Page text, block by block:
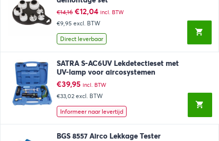
€14,16 Oorspronkelijke
prijs
was:
€14,16.
€12,04Huidige
prijs
is:
€12,04.
incl. BTW
€9,95 excl. BTW
Direct leverbaar
SATRA S-AC6UV Lekdetectieset met
UV-lamp voor aircosystemen
€39,95 incl. BTW
€33,02 excl. BTW
Informeer naar levertijd
BGS 8557 Airco Lekkage Tester